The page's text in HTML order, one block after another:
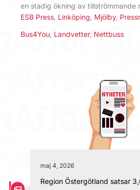
en stadig ökning av tillströmmande
ESB Press Linköping Mjölby,
Bus4You Landvetter, Nettbuss
maj 4, 2026
Region Östergötland satsar